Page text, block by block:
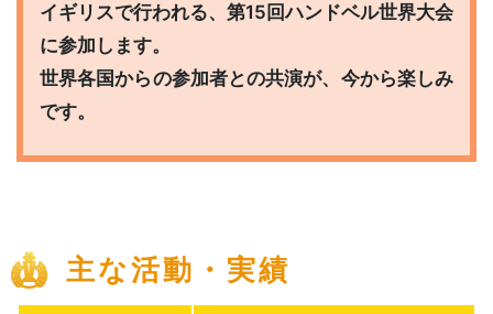
イギリスで行われる、第15回ハンドベル世界大会
に参加します。
世界各国からの参加者との共演が、今から楽しみ
です。
主な活動・実績